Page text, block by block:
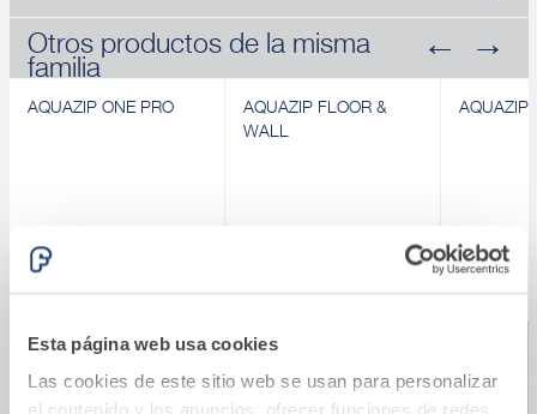
Esta página web usa cookies
Las cookies de este sitio web se usan para personalizar
Otros productos de la misma
familia
AQUAZIP ONE PRO
AQUAZIP ONE PRO
impermeabilizante
elástica
AQUAZIP FLOOR &
WALL
AQUAZIP FLOOR &
Membrana elástica
cementosa
AQUAZIP
osmótico
Revendedores de búsqueda